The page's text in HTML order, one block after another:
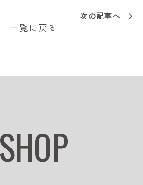
次の記事へ
一覧に戻る
SHOP